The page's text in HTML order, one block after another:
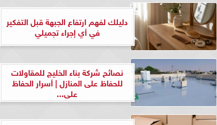
دليلك لفهم ارتفاع الجبهة قبل التفكير
في أي إجراء تجميلي
نصائح شركة بناء الخليج للمقاولات
للحفاظ على المنازل | أسرار الحفاظ
على...